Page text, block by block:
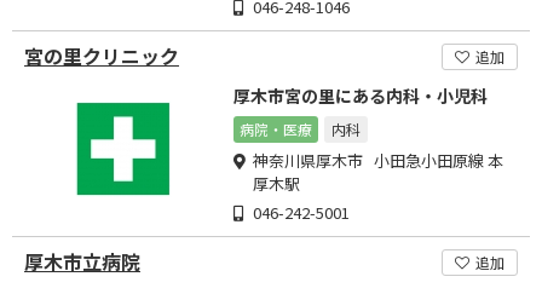
046-248-1046
宮の里クリニック 追加
厚木市宮の里にある内科・小児科
病院・医療 内科
神奈川県厚木市 小田急小田原線 本
厚木駅
046-242-5001
厚木市立病院 追加